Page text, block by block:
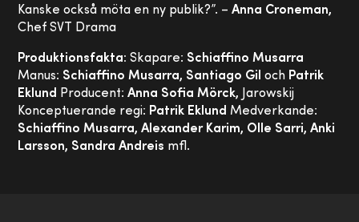
Kanske också möta en ny publik?”. –Anna Croneman,
Chef SVT Drama
Produktionsfakta: Skapare: Schiaffino Musarra
Manus: Schiaffino Musarra, Santiago Gil och Patrik
Eklund
Producent:Anna Sofia Mörck, Jarowskij
Konceptuerande regi: Patrik Eklund Medverkande:
Schiaffino Musarra, Alexander Karim, Olle Sarri, Anki
Larsson, Sandra Andreis mfl.